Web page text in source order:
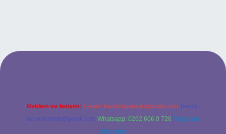
Reklam ve İletişim: E-mail: backlinkpaneli@gmail.com Teams:
forumhizmeti@gmail.com Whatsapp: 0262 606 0 726 Telegram:
@karabul